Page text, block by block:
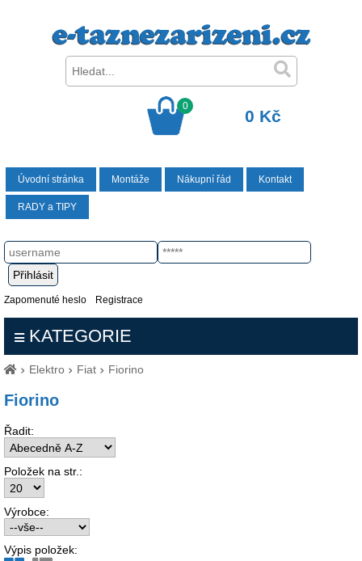
0
0 Kč
Úvodní stránka Montáže Nákupní řád Kontakt
RADY a TIPY
Zapomenuté heslo Registrace
KATEGORIE
Elektro Fiat Fiorino
Fiorino
Řadit:
Položek na str.:
Výrobce:
Výpis položek: